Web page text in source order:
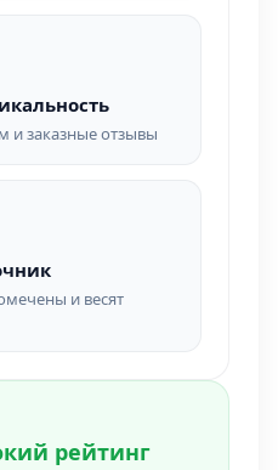
и заказные отзывы
и весят
рейтинг